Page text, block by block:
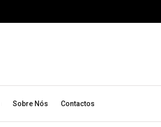
Sobre Nós Contactos